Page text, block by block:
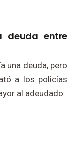
deuda entre
una deuda, pero
a los policías
al adeudado.